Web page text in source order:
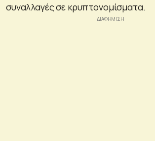
συναλλαγές σε κρυπτονομίσματα.